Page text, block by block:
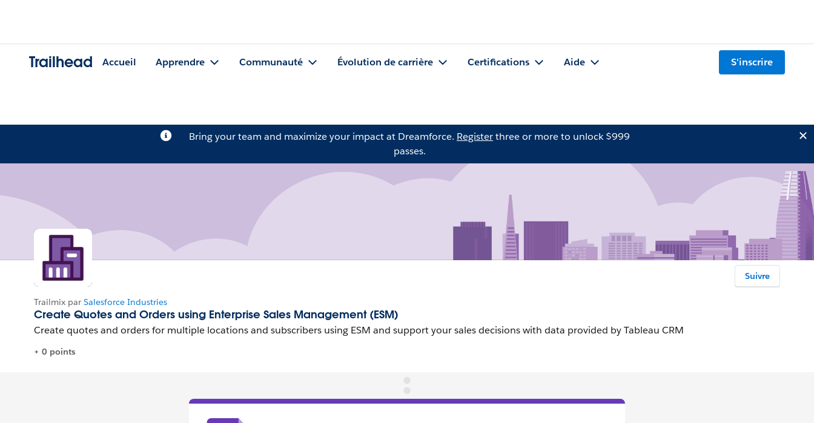
Trailhead Accueil Apprendre Communauté Évolution de carrière Certifications Aide S'inscrire
Bring your team and maximize your impact at Dreamforce. Registerthree or more to unlock $999
passes.
Suivre